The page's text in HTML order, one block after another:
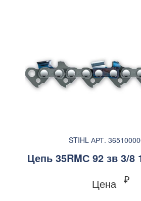
STIHL АРТ.
Цепь 35RMС 92 зв 3/8
Цена ₽